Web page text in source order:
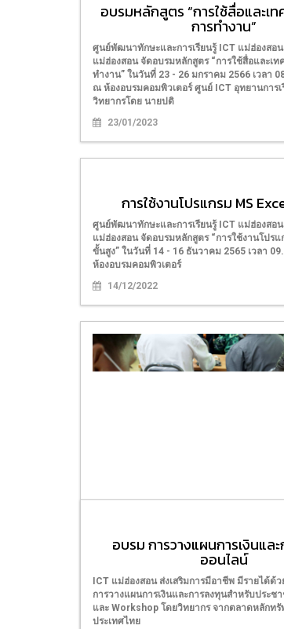
อบรมหลักสูตร “การใช้สื่อและเท
การทำงาน”
ศูนย์พัฒนาทักษะและการเรียนรู้ ICT แม่ฮ่องสอน
แม่ฮ่องสอน จัดอบรมหลักสูตร “การใช้สื่อและเท
ทำงาน” ในวันที่ 23 - 26 มกราคม 2566 เวลา
ณ ห้องอบรมคอมพิวเตอร์ ศูนย์ ICT อุทยานการ
วิทยากรโดย นายปดิ
23/01/2023
การใช้งานโปรแกรม MS
ศูนย์พัฒนาทักษะและการเรียนรู้ ICT แม่ฮ่องสอน
แม่ฮ่องสอน จัดอบรมหลักสูตร “การใช้งานโปรแ
ขั้นสูง” ในวันที่ 14 - 16 ธันวาคม 2565 เวลา
ห้องอบรมคอมพิวเตอร์
14/12/2022
บำรุงคอมพิวเตอร์
ศูนย์พัฒนาทักษะและการเรียนรู้ ICT แม่ฮ่องสอน
แม่ฮ่องสอน จัดอบรมยกระดับเตรียมความพร้อม
ซ่อมบำรุงคอมพิวเตอร์ วันที่ 4 - 8 กรกฎาคม
16.00 น.
08/07/2022
อบรม การวางแผนการเงินแล
ออนไลน์
ICT แม่ฮ่องสอน ส่งเสริมการมีอาชีพ มีรายได้ด้
การวางแผนการเงินและการลงทุนสำหรับประช
และ Workshop โดยวิทยากร จากตลาดหลักทรั
ประเทศไทย